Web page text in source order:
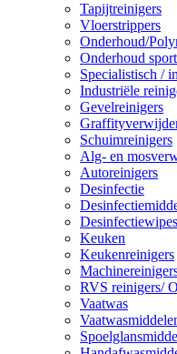
Tapijtreinigers
Vloerstrippers
Onderhoud/
Onderhoud
Specialistisch /
Industriële
Gevelreinigers
Schuimreinigers
Alg- en
Autoreinigers
Desinfectie
Desinfectiewipes
Keuken
Keukenreinigers
RVS reinigers/
Vaatwas